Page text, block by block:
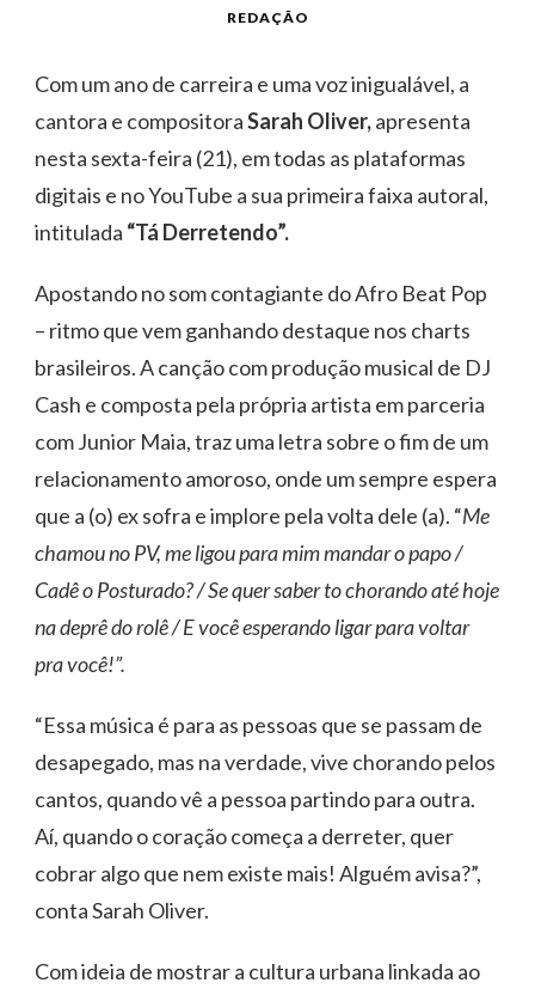
REDAÇÃO
Com um ano de carreira e uma voz inigualável, a
cantora e compositoraSarah Oliver,apresenta
nesta sexta-feira (21), em todas as plataformas
digitais e no YouTube a sua primeira faixa autoral,
intitulada “Tá Derretendo”.
Apostando no som contagiante do Afro Beat Pop
– ritmo que vem ganhando destaque nos charts
brasileiros. A canção com produção musical de DJ
Cash e composta pela própria artista em parceria
com Junior Maia, traz uma letra sobre o fim de um
relacionamento amoroso, onde um sempre espera
que a (o) ex sofra e implore pela volta dele (a). “Me
chamou no PV, me ligou para mim mandar o papo /
Cadê o Posturado? / Se quer saber to chorando até hoje
na deprê do rolê / E você esperando ligar para voltar
pra você!”.
“Essa música é para as pessoas que se passam de
desapegado, mas na verdade, vive chorando pelos
cantos, quando vê a pessoa partindo para outra.
Aí, quando o coração começa a derreter, quer
cobrar algo que nem existe mais! Alguém avisa?”,
conta Sarah Oliver.
Com ideia de mostrar a cultura urbana linkada ao